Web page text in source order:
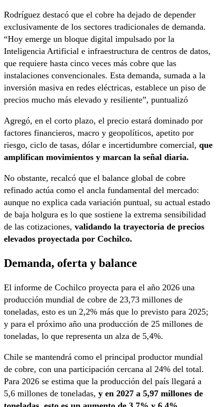
Rodríguez destacó que el cobre ha dejado de depender
exclusivamente de los sectores tradicionales de demanda.
“Hoy emerge un bloque digital impulsado por la
Inteligencia Artificial e infraestructura de centros de datos,
que requiere hasta cinco veces más cobre que las
instalaciones convencionales. Esta demanda, sumada a la
inversión masiva en redes eléctricas, establece un piso de
precios mucho más elevado y resiliente”, puntualizó
Agregó, en el corto plazo, el precio estará dominado por
factores financieros, macro y geopolíticos, apetito por
riesgo, ciclo de tasas, dólar e incertidumbre comercial, que
amplifican movimientos y marcan la señal diaria.
No obstante, recalcó que el balance global de cobre
refinado actúa como el ancla fundamental del mercado:
aunque no explica cada variación puntual, su actual estado
de baja holgura es lo que sostiene la extrema sensibilidad
de las cotizaciones, validando la trayectoria de precios
elevados proyectada por Cochilco.
Demanda, oferta y balance
El informe de Cochilco proyecta para el año 2026 una
producción mundial de cobre de 23,73 millones de
toneladas, esto es un 2,2% más que lo previsto para 2025;
y para el próximo año una producción de 25 millones de
toneladas, lo que representa un alza de 5,4%.
Chile se mantendrá como el principal productor mundial
de cobre, con una participación cercana al 24% del total.
Para 2026 se estima que la producción del país llegará a
5,6 millones de toneladas, y en 2027 a 5,97 millones de